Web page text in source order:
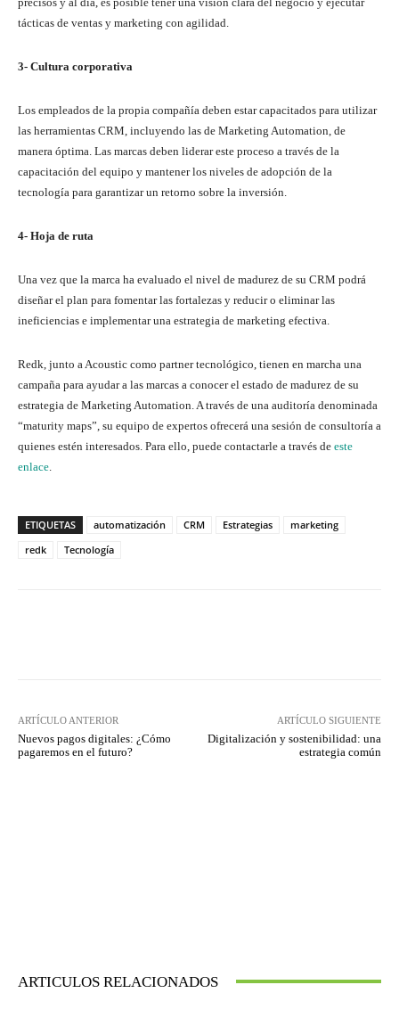
tácticas de ventas y marketing con agilidad.
3- Cultura corporativa
Los empleados de la propia compañía deben estar capacitados para utilizar
las herramientas CRM, incluyendo las de Marketing Automation, de
manera óptima. Las marcas deben liderar este proceso a través de la
capacitación del equipo y mantener los niveles de adopción de la
tecnología para garantizar un retorno sobre la inversión.
4- Hoja de ruta
Una vez que la marca ha evaluado el nivel de madurez de su CRM podrá
diseñar el plan para fomentar las fortalezas y reducir o eliminar las
ineficiencias e implementar una estrategia de marketing efectiva.
Redk, junto a Acoustic como partner tecnológico, tienen en marcha una
campaña para ayudar a las marcas a conocer el estado de madurez de su
estrategia de Marketing Automation. A través de una auditoría denominada
“maturity maps”, su equipo de expertos ofrecerá una sesión de consultoría a
quienes estén interesados. Para ello, puede contactarle a través de este
enlace
ETIQUETAS automatización CRM Estrategias
marketing
redk
Tecnología
ARTÍCULO ANTERIOR
Nuevos pagos digitales: ¿Cómo
pagaremos en el futuro?
ARTÍCULO SIGUIENTE
Digitalización y sostenibilidad: una
estrategia común
ARTICULOS RELACIONADOS